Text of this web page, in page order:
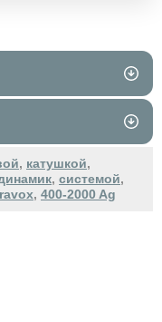
, катушкой,
, системой,
, 400-2000 Ag